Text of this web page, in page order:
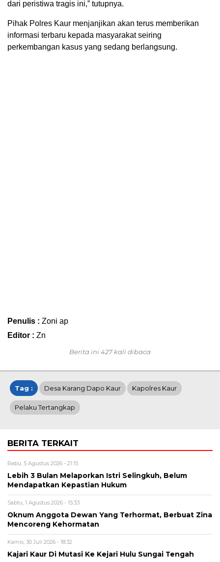
dari peristiwa tragis ini,” tutupnya.
Pihak Polres Kaur menjanjikan akan terus memberikan
informasi terbaru kepada masyarakat seiring
perkembangan kasus yang sedang berlangsung.
Penulis : Zoni ap
Editor : Zn
Berita ini 427 kali dibaca
Tag : Desa Karang Dapo Kaur Kapolres Kaur
Pelaku Tertangkap
BERITA TERKAIT
Rabu, 5 Agustus 2026 - 21:15
Lebih 3 Bulan Melaporkan Istri Selingkuh, Belum
Mendapatkan Kepastian Hukum
Sabtu, 1 Agustus 2026 - 15:33
Oknum Anggota Dewan Yang Terhormat, Berbuat Zina
Mencoreng Kehormatan
Kamis, 30 Juli 2026 - 18:32
Kajari Kaur Di Mutasi Ke Kejari Hulu Sungai Tengah